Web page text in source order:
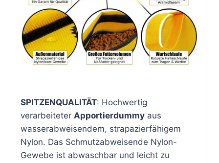
SPITZENQUALITÄT: Hochwertig
verarbeiteter Apportierdummy aus
wasserabweisendem, strapazierfähigem
Nylon. Das Schmutzabweisende Nylon-
Gewebe ist abwaschbar und leicht zu